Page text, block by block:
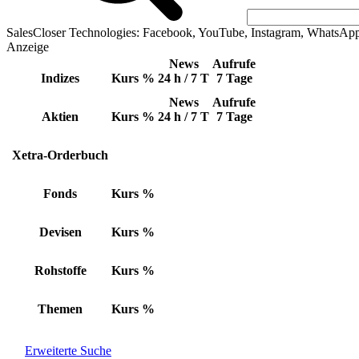
SalesCloser Technologies: Facebook, YouTube, Instagram,
Anzeige
Indizes Kurs %
News
24 h / 7 T
Aufrufe
7 Tage
Aktien Kurs %
News
24 h / 7 T
Aufrufe
7 Tage
Xetra-Orderbuch
Fonds Kurs %
Devisen Kurs %
Rohstoffe Kurs %
Themen Kurs %
Erweiterte Suche